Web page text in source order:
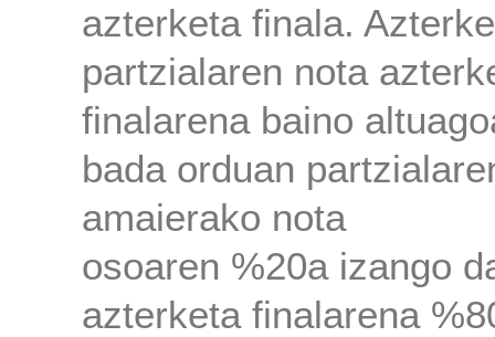
azterketa finala.
partzialaren nota
finalarena baino
bada orduan
amaierako nota
osoaren %20a izango
azterketa finalarena